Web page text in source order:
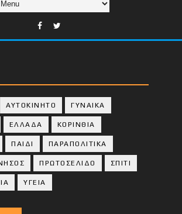
ΑΥΤΟΚΙΝΗΤΟ ΓΥΝΑΙΚΑ
ΕΛΛΑΔΑ ΚΟΡΙΝΘΙΑ
ΠΑΙΔΙ ΠΑΡΑΠΟΛΙΤΙΚΑ
ΠΡΩΤΟΣΕΛΙΔΟ ΣΠΙΤΙ
ΥΓΕΙΑ